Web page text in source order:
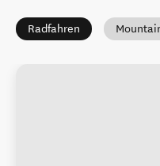
Radfahren